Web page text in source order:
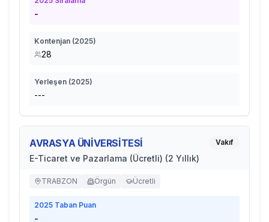
-
Kontenjan (2025)
28
Yerleşen (2025)
---
AVRASYA ÜNİVERSİTESİ
E-Ticaret ve Pazarlama (Ücretli) (2 Yıllık)
Vakıf
TRABZON Örgün Ücretli
2025 Taban Puan
-